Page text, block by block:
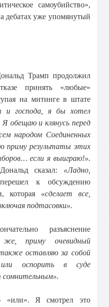
самоубийство»,
дебатах уже упомянутый
Трамп продолжил
принять «любые»
на митинге в штате
и господа, я бы хотел
Я обещаю и клянусь перед
народом Соединенных
результаты этих
если я выиграю!».
сказал: «Ладно,
к обсуждению
которая «сделает все,
подтасовки».
разъяснение
приму очевидный
оставляю за собой
оспорить в суде
сомнительным».
«или». Я смотрел это